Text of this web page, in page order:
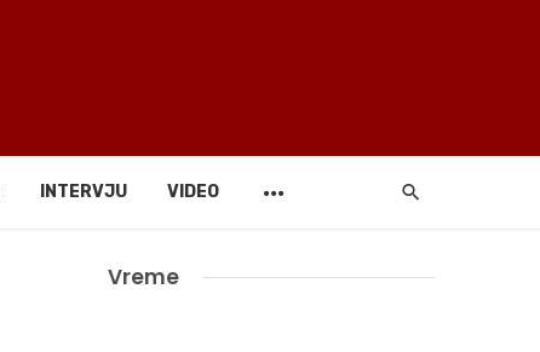
INTERVJU VIDEO
Vreme